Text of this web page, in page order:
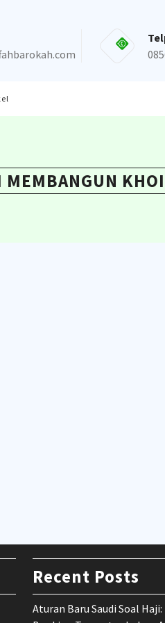
MEMBANGUN
Recent Posts
Aturan Baru Saudi Soal Haji: